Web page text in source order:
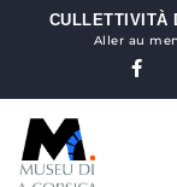
CULLETTIVITÀ
Aller au